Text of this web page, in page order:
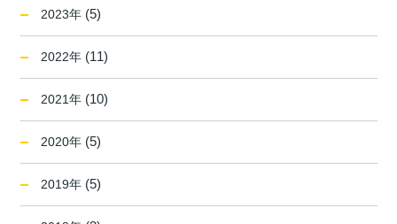
2023年 (5)
2022年 (11)
2021年 (10)
2020年 (5)
2019年 (5)